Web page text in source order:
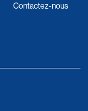
Contactez-nous